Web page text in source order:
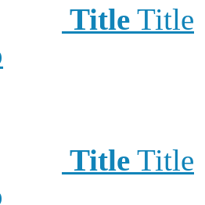
Title Title
Title Title